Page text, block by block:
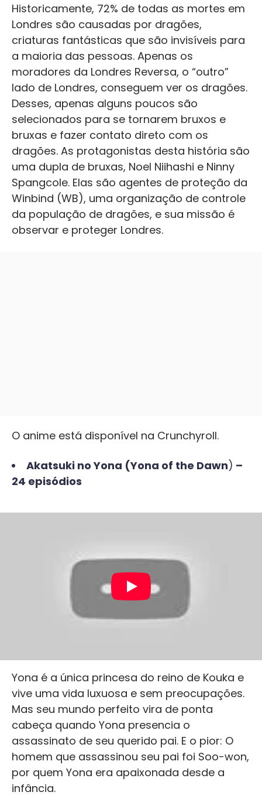
Historicamente, 72% de todas as mortes em
Londres são causadas por dragões,
criaturas fantásticas que são invisíveis para
a maioria das pessoas. Apenas os
moradores da Londres Reversa, o “outro”
lado de Londres, conseguem ver os dragões.
Desses, apenas alguns poucos são
selecionados para se tornarem bruxos e
bruxas e fazer contato direto com os
dragões. As protagonistas desta história são
uma dupla de bruxas, Noel Niihashi e Ninny
Spangcole. Elas são agentes de proteção da
Winbind (WB), uma organização de controle
da população de dragões, e sua missão é
observar e proteger Londres.
O anime está disponível na Crunchyroll.
Akatsuki no Yona (Yona of the Dawn) –
24 episódios
Yona é a única princesa do reino de Kouka e
vive uma vida luxuosa e sem preocupações.
Mas seu mundo perfeito vira de ponta
cabeça quando Yona presencia o
assassinato de seu querido pai. E o pior: O
homem que assassinou seu pai foi Soo-won,
por quem Yona era apaixonada desde a
infância.